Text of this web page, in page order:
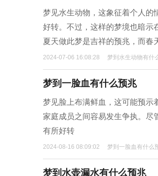
梦见水生动物，这象征着个人的
好转。不过，这样的梦境也暗示
夏天做此梦是吉祥的预兆，而春
2024-07-06 16:08:28 梦到水生动物有什
梦到一脸血有什么预兆
梦见脸上布满鲜血，这可能预示
家庭成员之间容易发生争执。尽
有所好转
2024-08-16 08:09:02 梦到一脸血有什么
梦到水壶漏水有什么预兆